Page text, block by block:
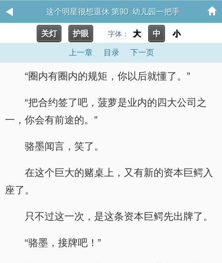
这个明星很想退休 第90 幼儿园一把手
关灯 护眼 字体： 大 中 小
上一章 目录 下一页
“圈内有圈内的规矩，你以后就懂了。”
“把合约签了吧，菠萝是业内的四大公司之
一，你会有前途的。”
骆墨闻言，笑了。
在这个巨大的赌桌上，又有新的资本巨鳄入
座了。
只不过这一次，是这条资本巨鳄先出牌了。
“骆墨，接牌吧！”